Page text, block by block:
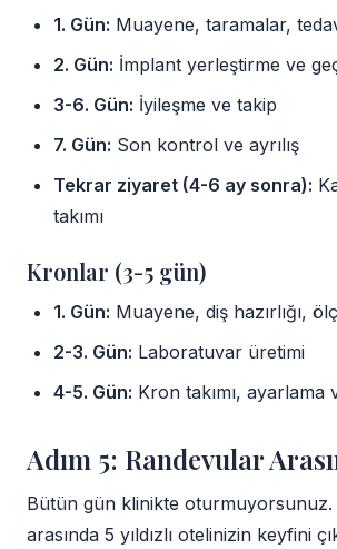
1. Gün: Muayene, taramalar,
2. Gün: İmplant yerleştirme ve
3-6. Gün: İyileşme ve takip
7. Gün: Son kontrol ve ayrılış
Tekrar ziyaret (4-6 ay sonra):
takımı
Kronlar (3-5 gün)
1. Gün: Muayene, diş hazırlığı,
2-3. Gün: Laboratuvar üretimi
4-5. Gün: Kron takımı, ayarlama
Adım 5: Randevular
Bütün gün klinikte oturmuyorsunuz.
arasında 5 yıldızlı otelinizin keyfini